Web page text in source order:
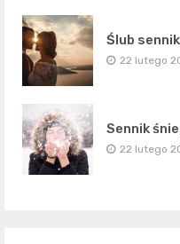
Ślub
22 lutego
Sennik
22 lutego